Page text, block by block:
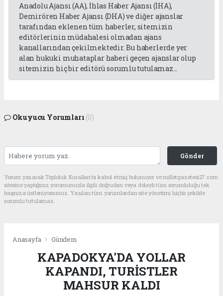
Anadolu Ajansı (AA), İhlas Haber Ajansı (İHA),
Demirören Haber Ajansı (DHA) ve diğer ajanslar
tarafından eklenen tüm haberler, sitemizin
editörlerinin müdahalesi olmadan ajans
kanallarından çekilmektedir. Bu haberlerde yer
alan hukuki muhataplar haberi geçen ajanslar olup
sitemizin hiç bir editörü sorumlu tutulamaz...
Okuyucu Yorumları (0)
Gönder
Yorum yazarak Topluluk Kuralları’nı kabul etmiş bulunuyor ve milletgazetesi27.com
sitesine yaptığınız yorumunuzla ilgili doğrudan veya dolaylı tüm sorumluluğu tek
başınıza üstleniyorsunuz. Yazılan tüm yorumlardan site yönetimi hiçbir şekilde
sorumlu tutulamaz.
Anasayfa Gündem
KAPADOKYA'DA YOLLAR
KAPANDI, TURİSTLER
MAHSUR KALDI